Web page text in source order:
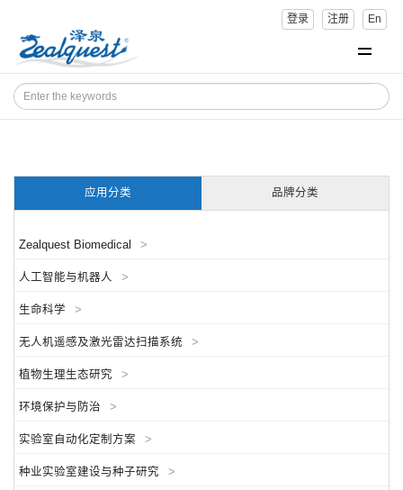
登录 注册 En
应用分类 品牌分类
Zealquest Biomedical >
人工智能与机器人 >
生命科学 >
无人机遥感及激光雷达扫描系统 >
植物生理生态研究 >
环境保护与防治 >
实验室自动化定制方案 >
种业实验室建设与种子研究 >